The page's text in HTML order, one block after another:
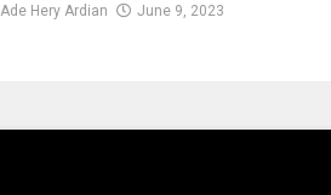
Ade Hery Ardian June 9, 2023